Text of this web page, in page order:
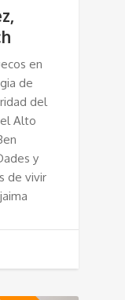
en
de
del
Alto
y
de vivir